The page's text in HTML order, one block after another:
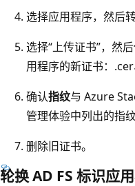
选择应用程序，然后转
选择“上传证书”，然
用程序的新证书：
确认指纹与 Azure
管理体验中列出的指纹
删除旧证书。
轮换 AD FS 标识应